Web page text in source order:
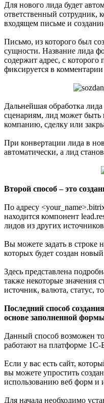
Для нового лида будет
ответственный сотрудник,
входящем письме и
Письмо, из которого был
сущности. Название лида
содержит адрес, с
фиксируется в комментарии
Дальнейшая обработка
сценариям, лид может быть
компанию, сделку или
При конвертации лида в
автоматически, а лид
Второй способ – это
По адресу
находится компонент
лидов из других
Вы можете задать в строке
которых будет создан
Здесь представлена
также некоторые значения
источник, валюта, статус,
Последний способ
основе заполненной
Данный способ возможен
работают на платформе 1С-
Если у вас есть сайт,
вы можете упростить
использованию веб форм и
Для начала необходимо